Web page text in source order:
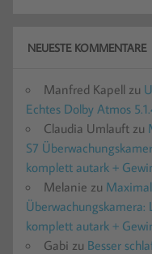
NEUESTE KOMMENTARE
Manfred Kapell zu
Echtes Dolby Atmos
Claudia Umlauft zu
S7
komplett autark +
Melanie zu
Überwachungskamera:
komplett autark +
Gabi zu Besser